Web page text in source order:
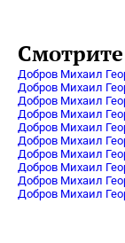
Добров Михаил
Добров Михаил
Добров Михаил
Добров Михаил
Добров Михаил
Добров Михаил
Добров Михаил
Добров Михаил
Добров Михаил
Добров Михаил